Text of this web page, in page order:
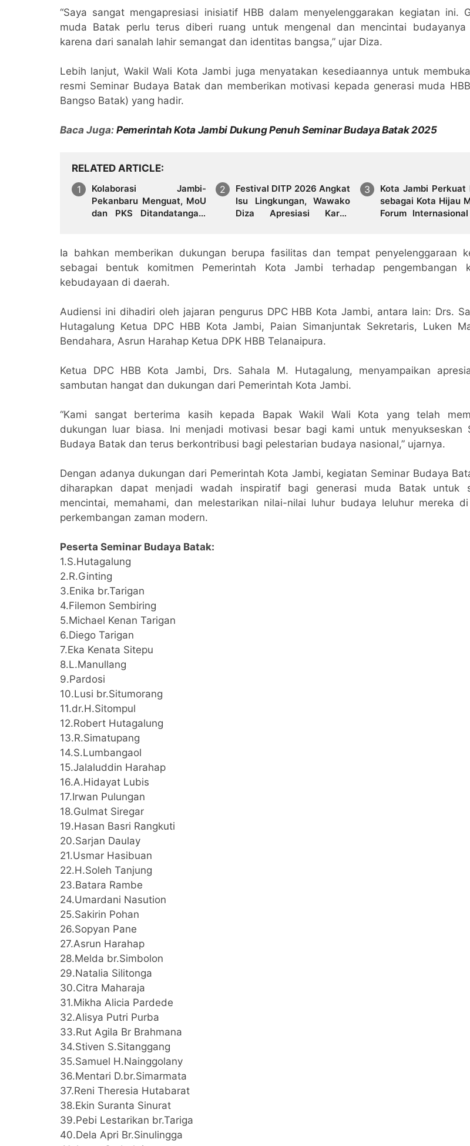
“Saya sangat mengapresiasi inisiatif HBB dalam menyelenggarakan kegiatan ini.
muda Batak perlu terus diberi ruang untuk mengenal dan mencintai budayanya
karena dari sanalah lahir semangat dan identitas bangsa,” ujar Diza.
Lebih lanjut, Wakil Wali Kota Jambi juga menyatakan kesediaannya untuk
resmi Seminar Budaya Batak dan memberikan motivasi kepada generasi muda
Bangso Batak) yang hadir.
Baca Juga: Pemerintah Kota Jambi Dukung Penuh Seminar Budaya Batak 2025
RELATED ARTICLE
Kolaborasi Jambi-
Pekanbaru Menguat, MoU
dan PKS Ditandatangani
Festival DITP 2026 Angkat
Isu Lingkungan, Wawako
Diza Apresiasi Karya
Kota Jambi Perkuat
sebagai Kota Hijau
Forum
Ia bahkan memberikan dukungan berupa fasilitas dan tempat penyelenggaraan
sebagai bentuk komitmen Pemerintah Kota Jambi terhadap pengembangan
kebudayaan di daerah.
Audiensi ini dihadiri oleh jajaran pengurus DPC HBB Kota Jambi, antara lain: Drs.
Hutagalung Ketua DPC HBB Kota Jambi, Paian Simanjuntak Sekretaris, Luken
Bendahara, Asrun Harahap Ketua DPK HBB Telanaipura.
Ketua DPC HBB Kota Jambi, Drs. Sahala M. Hutagalung, menyampaikan
sambutan hangat dan dukungan dari Pemerintah Kota Jambi.
“Kami sangat berterima kasih kepada Bapak Wakil Wali Kota yang telah
dukungan luar biasa. Ini menjadi motivasi besar bagi kami untuk menyukseskan
Budaya Batak dan terus berkontribusi bagi pelestarian budaya nasional,” ujarnya.
Dengan adanya dukungan dari Pemerintah Kota Jambi, kegiatan Seminar Budaya
diharapkan dapat menjadi wadah inspiratif bagi generasi muda Batak untuk
mencintai, memahami, dan melestarikan nilai-nilai luhur budaya leluhur mereka
perkembangan zaman modern.
Peserta Seminar Budaya Batak:
1.S.Hutagalung
2.R.Ginting
3.Enika br.Tarigan
4.Filemon Sembiring
5.Michael Kenan Tarigan
6.Diego Tarigan
7.Eka Kenata Sitepu
8.L.Manullang
9.Pardosi
10.Lusi br.Situmorang
11.dr.H.Sitompul
12.Robert Hutagalung
13.R.Simatupang
14.S.Lumbangaol
15.Jalaluddin Harahap
16.A.Hidayat Lubis
17.Irwan Pulungan
18.Gulmat Siregar
19.Hasan Basri Rangkuti
20.Sarjan Daulay
21.Usmar Hasibuan
22.H.Soleh Tanjung
23.Batara Rambe
24.Umardani Nasution
25.Sakirin Pohan
26.Sopyan Pane
27.Asrun Harahap
28.Melda br.Simbolon
29.Natalia Silitonga
30.Citra Maharaja
31.Mikha Alicia Pardede
32.Alisya Putri Purba
33.Rut Agila Br Brahmana
34.Stiven S.Sitanggang
35.Samuel H.Nainggolany
36.Mentari D.br.Simarmata
37.Reni Theresia Hutabarat
38.Ekin Suranta Sinurat
39.Pebi Lestarikan br.Tariga
40.Dela Apri Br.Sinulingga